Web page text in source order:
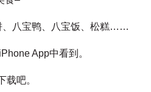
、八宝鸭、八宝饭、松糕……
App中看到。
载吧。